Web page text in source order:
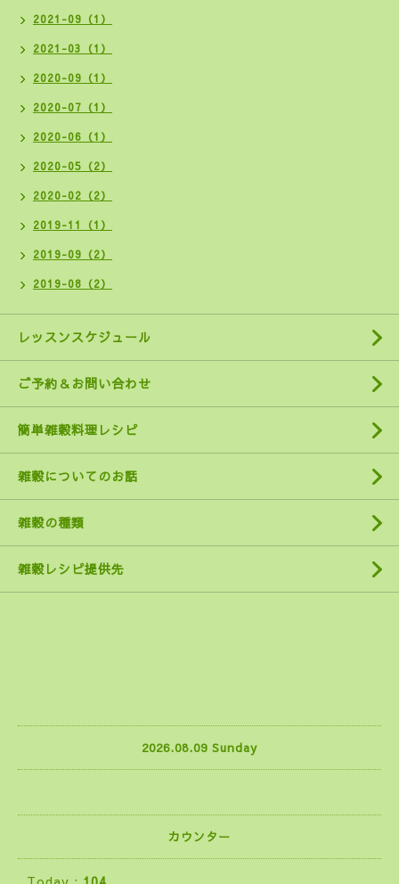
2021-09（1）
2021-03（1）
2020-09（1）
2020-07（1）
2020-06（1）
2020-05（2）
2020-02（2）
2019-11（1）
2019-09（2）
2019-08（2）
レッスンスケジュール
ご予約＆お問い合わせ
簡単雑穀料理レシピ
雑穀についてのお話
雑穀の種類
雑穀レシピ提供先
2026.08.09 Sunday
カウンター